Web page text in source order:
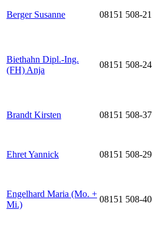
Berger Susanne 08151 508-21
Biethahn Dipl.-Ing.
(FH) Anja
08151 508-24
Brandt Kirsten 08151 508-37
Ehret Yannick 08151 508-29
Engelhard Maria (Mo. +
Mi.)
08151 508-40